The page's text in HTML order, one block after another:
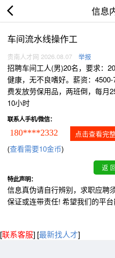
信息
车间流水线操作工
贵南人才网 2026.08.07 举报
招聘车间工人(男)20名，要求：
健康，无不良嗜好。薪资：
费发放劳保用品，两班倒，每月
10小时
联系人手机/微信：
180****2332 点击查看完
(查看需要10金币)
特此声明：
信息真伪请自行辨别，求职应聘
保证或连带责任! 希望我们的平台
[联系客服] [最新找人才]